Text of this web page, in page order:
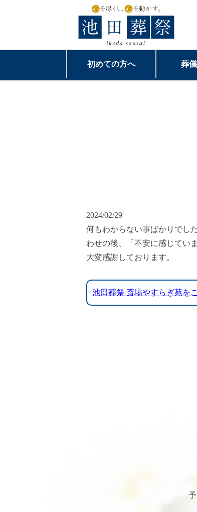
初めての方へ 葬
2024/02/29
何もわからない事ばかりでし
わせの後、「不安に感じてい
大変感謝しております。
池田葬祭 斎場やすらぎ苑を